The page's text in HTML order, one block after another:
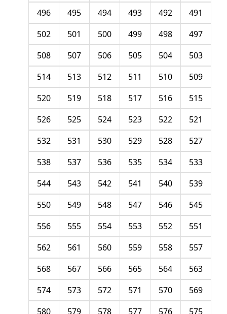
491
492
493
494
495
496
497
498
499
500
501
502
503
504
505
506
507
508
509
510
511
512
513
514
515
516
517
518
519
520
521
522
523
524
525
526
527
528
529
530
531
532
533
534
535
536
537
538
539
540
541
542
543
544
545
546
547
548
549
550
551
552
553
554
555
556
557
558
559
560
561
562
563
564
565
566
567
568
569
570
571
572
573
574
575
576
577
578
579
580